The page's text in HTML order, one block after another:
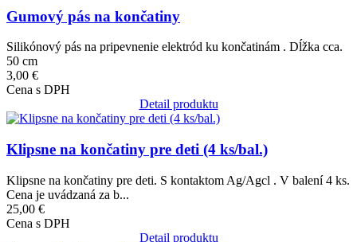
Gumový pás na končatiny
Silikónový pás na pripevnenie elektród ku končatinám . Dĺžka cca.
50 cm
3,00 €
Cena s DPH
Detail produktu
Obrázok
Klipsne na končatiny pre deti (4 ks/bal.)
Klipsne na končatiny pre deti. S kontaktom Ag/Agcl . V balení 4 ks.
Cena je uvádzaná za b...
25,00 €
Cena s DPH
Detail produktu